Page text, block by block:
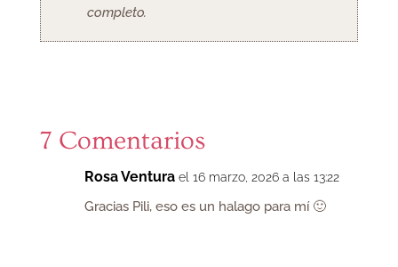
completo.
7 Comentarios
Rosa Ventura el 16 marzo, 2026 a las 13:22
Gracias Pili, eso es un halago para mí 🙂